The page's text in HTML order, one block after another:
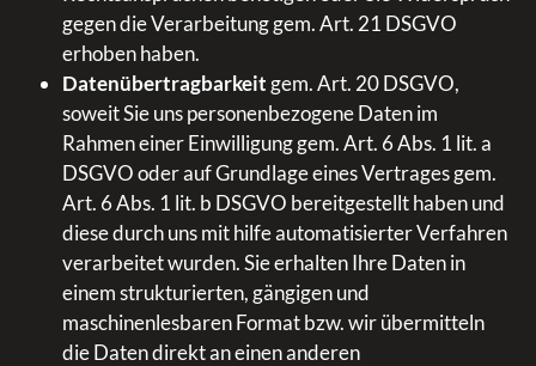
gegen die Verarbeitung gem. Art. 21 DSGVO
erhoben haben.
Datenübertragbarkeit gem. Art. 20 DSGVO,
soweit Sie uns personenbezogene Daten im
Rahmen einer Einwilligung gem. Art. 6 Abs. 1 lit. a
DSGVO oder auf Grundlage eines Vertrages gem.
Art. 6 Abs. 1 lit. b DSGVO bereitgestellt haben und
diese durch uns mit hilfe automatisierter Verfahren
verarbeitet wurden. Sie erhalten Ihre Daten in
einem strukturierten, gängigen und
maschinenlesbaren Format bzw. wir übermitteln
die Daten direkt an einen anderen